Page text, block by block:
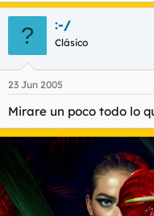
? :-/
Clásico
23 Jun 2005
Mirare un poco todo lo